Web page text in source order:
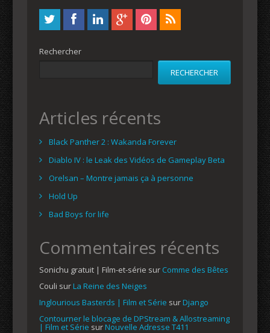
Rechercher
RECHERCHER
Articles récents
Black Panther 2 : Wakanda Forever
Diablo IV : le Leak des Vidéos de Gameplay Beta
Orelsan – Montre jamais ça à personne
Hold Up
Bad Boys for life
Commentaires récents
Sonichu gratuit | Film-et-série sur Comme des Bêtes
Couli surLa Reine des Neiges
Inglourious Basterds | Film et Série surDjango
Contourner le blocage de DPStream & Allostreaming
| Film et Série surNouvelle Adresse T411